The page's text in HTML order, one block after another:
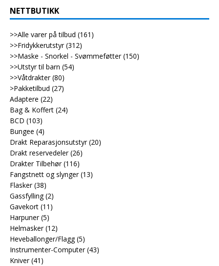
NETTBUTIKK
>>Alle varer på tilbud (161)
>>Fridykkerutstyr (312)
>>Maske - Snorkel - Svømmeføtter (150)
>>Utstyr til barn (54)
>>Våtdrakter (80)
>Pakketilbud (27)
Adaptere (22)
Bag & Koffert (24)
BCD (103)
Bungee (4)
Drakt Reparasjonsutstyr (20)
Drakt reservedeler (26)
Drakter Tilbehør (116)
Fangstnett og slynger (13)
Flasker (38)
Gassfylling (2)
Gavekort (11)
Harpuner (5)
Helmasker (12)
Heveballonger/Flagg (5)
Instrumenter-Computer (43)
Kniver (41)